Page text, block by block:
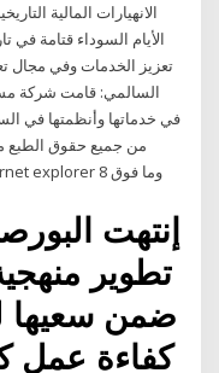
الانهيارات المالية
السالمي: قامت شركة
في خدماتها وأنظمتها في
المالية ، الموقع يعمل بشكل أفضل على internet explorer 8 وما فوق
إنتهت
تطوير
كفاءة عمل